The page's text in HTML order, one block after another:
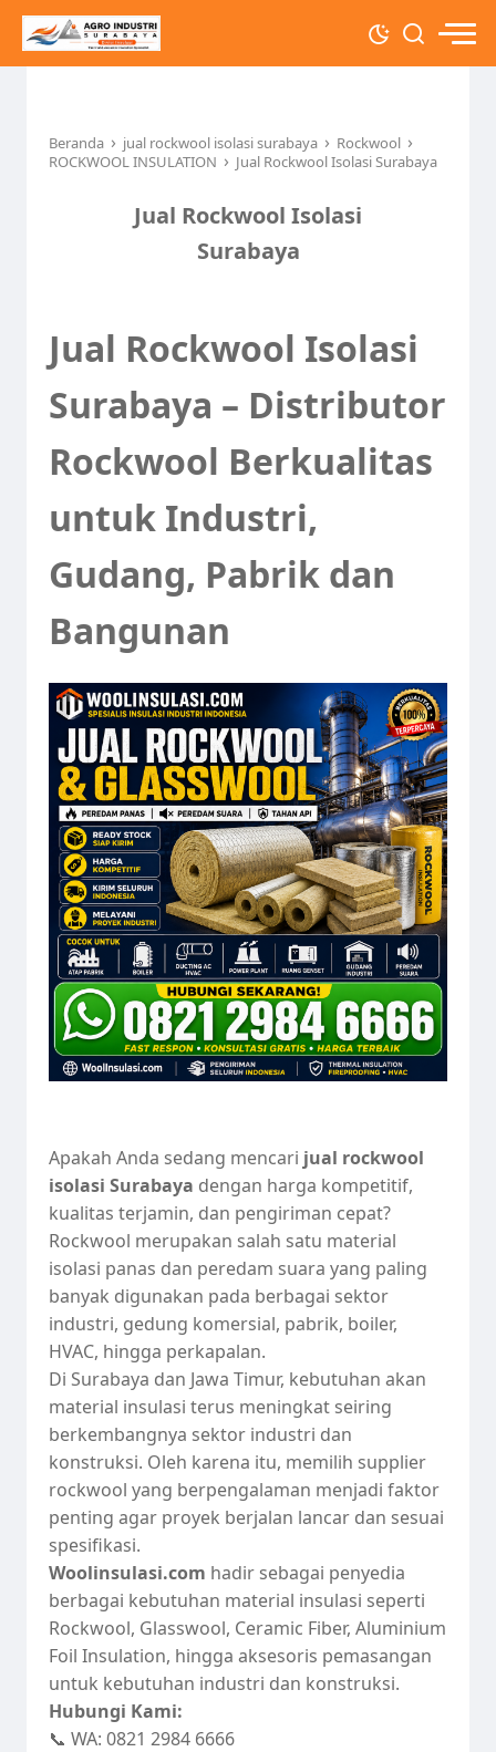
Beranda › jual rockwool isolasi surabaya › Rockwool ›
ROCKWOOL INSULATION › Jual Rockwool Isolasi Surabaya
Jual Rockwool Isolasi
Surabaya
Jual Rockwool Isolasi
Surabaya – Distributor
Rockwool Berkualitas
untuk Industri,
Gudang, Pabrik dan
Bangunan
Apakah Anda sedang mencari jual rockwool
isolasi Surabaya dengan harga kompetitif,
kualitas terjamin, dan pengiriman cepat?
Rockwool merupakan salah satu material
isolasi panas dan peredam suara yang paling
banyak digunakan pada berbagai sektor
industri, gedung komersial, pabrik, boiler,
HVAC, hingga perkapalan.
Di Surabaya dan Jawa Timur, kebutuhan akan
material insulasi terus meningkat seiring
berkembangnya sektor industri dan
konstruksi. Oleh karena itu, memilih supplier
rockwool yang berpengalaman menjadi faktor
penting agar proyek berjalan lancar dan sesuai
spesifikasi.
Woolinsulasi.com hadir sebagai penyedia
berbagai kebutuhan material insulasi seperti
Rockwool, Glasswool, Ceramic Fiber, Aluminium
Foil Insulation, hingga aksesoris pemasangan
untuk kebutuhan industri dan konstruksi.
Hubungi Kami:
📞 WA: 0821 2984 6666